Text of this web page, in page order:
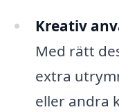
Kreativ
Med rätt
extra
eller andra